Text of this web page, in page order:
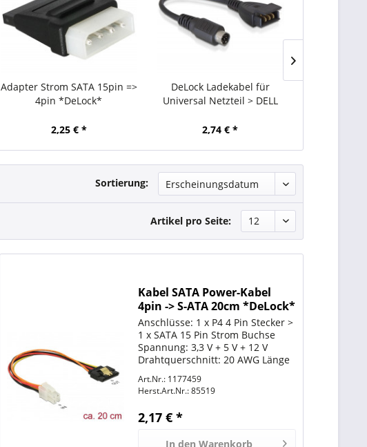
Adapter Strom SATA 15pin =>
4pin *DeLock*
2,25 € *
DeLock Ladekabel für
Universal Netzteil > DELL
2,74 € *
Sortierung:
Artikel pro Seite:
Kabel SATA Power-Kabel
4pin -> S-ATA 20cm *DeLock*
Anschlüsse: 1 x P4 4 Pin Stecker >
1 x SATA 15 Pin Strom Buchse
Spannung: 3,3 V + 5 V + 12 V
Drahtquerschnitt: 20 AWG Länge
Art.Nr.: 1177459
Herst.Art.Nr.:85519
2,17 € *
In den Warenkorb